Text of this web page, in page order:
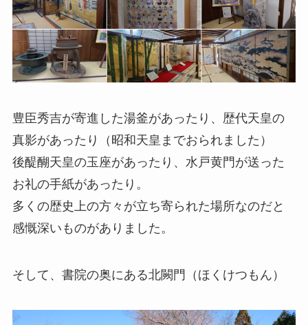
豊臣秀吉が寄進した湯釜があったり、歴代天皇の
真影があったり（昭和天皇までおられました）
後醍醐天皇の玉座があったり、水戸黄門が送った
お礼の手紙があったり。
多くの歴史上の方々が立ち寄られた場所なのだと
感慨深いものがありました。
そして、書院の奥にある北闕門（ほくけつもん）